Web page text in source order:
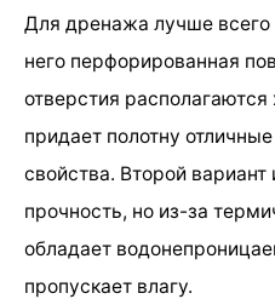
Для дренажа лучше всего
него перфорированная
отверстия
придает полотну
свойства. Второй
прочность, но из-за
обладает
пропускает влагу.